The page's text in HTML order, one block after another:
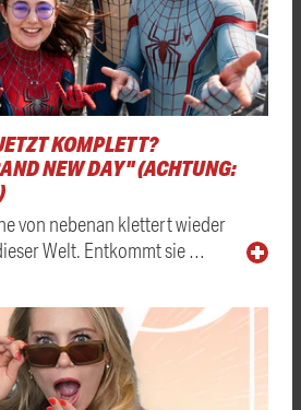
KOMPLETT?
NEW DAY" (ACHTUNG:
von nebenan klettert wieder
Welt. Entkommt sie …